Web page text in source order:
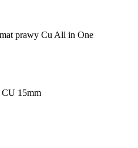
prawy Cu All in One
CU 15mm